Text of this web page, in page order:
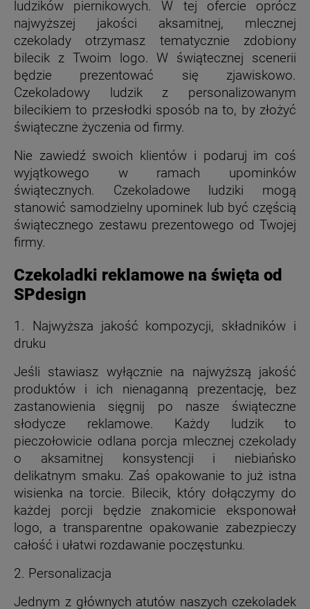
ludzików piernikowych.W tej ofercie oprócz
najwyższej jakości aksamitnej, mlecznej
czekolady otrzymasz tematycznie zdobiony
bilecik z Twoim logo. W świątecznej scenerii
będzie prezentować się zjawiskowo.
Czekoladowy ludzik z personalizowanym
bilecikiem to przesłodki sposób na to, by złożyć
świąteczne życzenia od firmy.
Nie zawiedź swoich klientów i podaruj im coś
wyjątkowego w ramach upominków
świątecznych. Czekoladowe ludziki mogą
stanowić samodzielny upominek lub być częścią
świątecznego zestawu prezentowego od Twojej
firmy.
Czekoladki reklamowe na święta od
SPdesign
1. Najwyższa jakość kompozycji, składników i
druku
Jeśli stawiasz wyłącznie na najwyższą jakość
produktów i ich nienaganną prezentację, bez
zastanowienia sięgnij po nasze świąteczne
słodycze reklamowe. Każdy ludzik to
pieczołowicie odlana porcja mlecznej czekolady
o aksamitnej konsystencji i niebiańsko
delikatnym smaku. Zaś opakowanie to już istna
wisienka na torcie. Bilecik, który dołączymy do
każdej porcji będzie znakomicie eksponował
logo, a transparentne opakowanie zabezpieczy
całość i ułatwi rozdawanie poczęstunku.
2. Personalizacja
Jednym z głównych atutów naszych czekoladek